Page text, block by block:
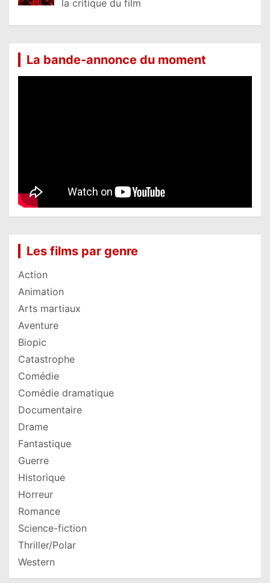
la critique du film
La bande-annonce du moment
Les films par genre
Action
Animation
Arts martiaux
Aventure
Biopic
Catastrophe
Comédie
Comédie dramatique
Documentaire
Drame
Fantastique
Guerre
Historique
Horreur
Romance
Science-fiction
Thriller/Polar
Western